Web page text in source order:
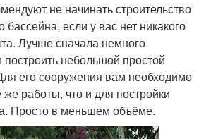
не начинать строительство
если у вас нет никакого
Лучше сначала немного
построить небольшой простой
его сооружения вам необходимо
же работы, что и для постройки
Просто в меньшем объёме.